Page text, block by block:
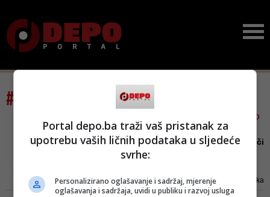
#tag: kapsule
JOŠ JEDAN VAŽAN PROIZVOD
IZ BOSNALIJEKA
Postoji način da se spriječi
koronavirusa, pojedina su klinička
ispitivanja ukazala na značaj i
Portal depo.ba traži vaš pristanak za
upotrebu vaših ličnih podataka u sljedeće
svrhe:
Personalizirano oglašavanje i sadržaj, mjerenje
oglašavanja i sadržaja, uvidi u publiku i razvoj usluga